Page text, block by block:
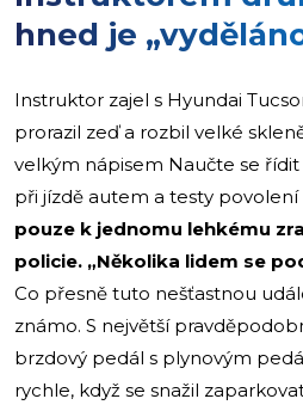
hned je
Instruktor zajel s Hyundai
prorazil zeď a rozbil velké
velkým nápisem Naučte se řídit
při jízdě autem a testy povolení
pouze k jednomu lehkému
policie. „Několika lidem se
Co přesně tuto nešťastnou
známo. S největší
brzdový pedál s plynovým
rychle, když se snažil